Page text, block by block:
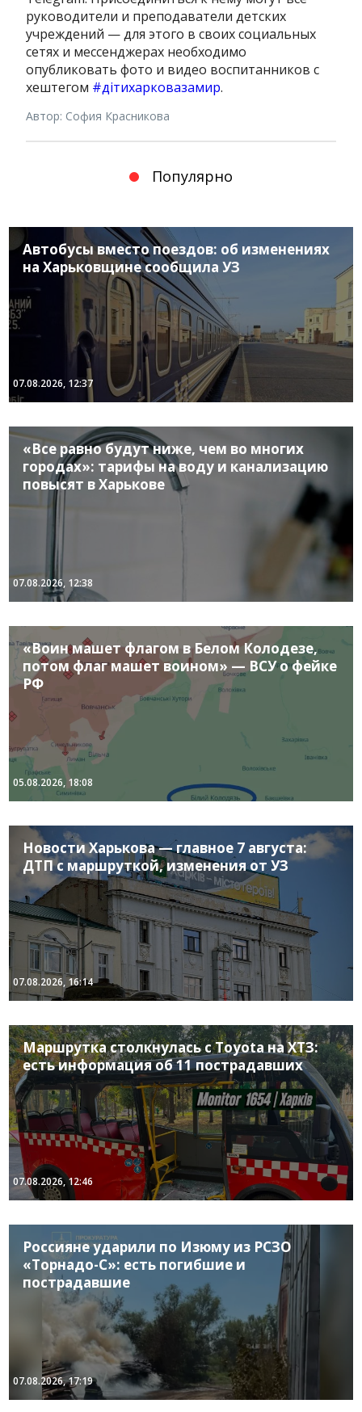
руководители и преподаватели детских
учреждений — для этого в своих социальных
сетях и мессенджерах необходимо
опубликовать фото и видео воспитанников с
хештегом #дітихарковазамир.
Автор: София Красникова
Популярно
Автобусы вместо поездов: об изменениях
на Харьковщине сообщила УЗ
07.08.2026, 12:37
«Все равно будут ниже, чем во многих
городах»: тарифы на воду и канализацию
повысят в Харькове
07.08.2026, 12:38
«Воин машет флагом в Белом Колодезе,
потом флаг машет воином» — ВСУ о фейке
РФ
05.08.2026, 18:08
Новости Харькова — главное 7 августа:
ДТП с маршруткой, изменения от УЗ
07.08.2026, 16:14
Маршрутка столкнулась с Toyota на ХТЗ:
есть информация об 11 пострадавших
07.08.2026, 12:46
Россияне ударили по Изюму из РСЗО
«Торнадо-С»: есть погибшие и
пострадавшие
07.08.2026, 17:19